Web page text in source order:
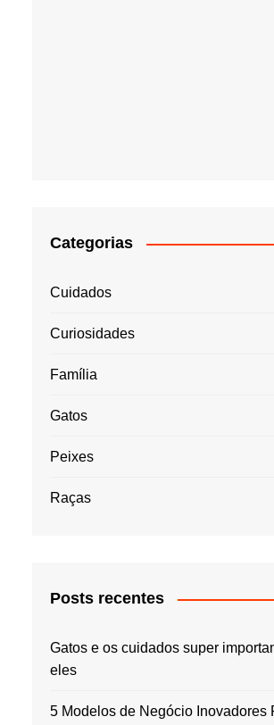
Categorias
Cuidados
Curiosidades
Família
Gatos
Peixes
Raças
Posts recentes
Gatos e os cuidados super
eles
5 Modelos de Negócio Inovadores